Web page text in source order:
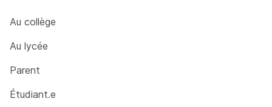
Au collège
Au lycée
Parent
Étudiant.e